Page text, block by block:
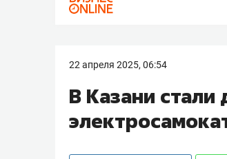
22 апреля 2025, 06:54
В Казани